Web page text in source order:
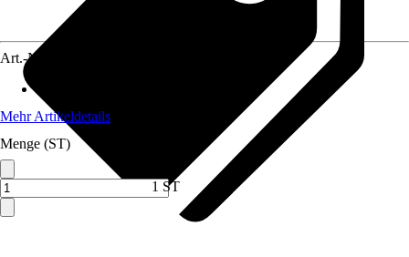
Art.-Nr.
Mehr Artikeldetails
Menge (ST)
1 ST